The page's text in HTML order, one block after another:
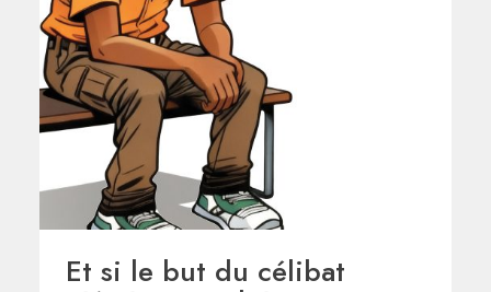
Et si le but du célibat